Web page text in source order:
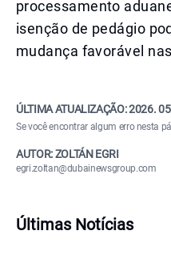
processamento
isenção de pedágio
mudança favorável
ÚLTIMA ATUALIZAÇÃO:2026.
Se você encontrar algum erro nesta
AUTOR: ZOLTÁN EGRI
egri.zoltan@dubainewsgroup.com
Últimas Notícias